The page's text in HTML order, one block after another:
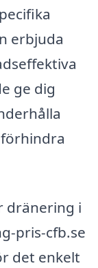
erbjuda
ge dig
dränering i
pris-cfb.se
det enkelt